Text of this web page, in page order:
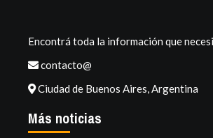
Encontrá toda la información que
contacto@
Ciudad de Buenos Aires, Argentina
Más noticias